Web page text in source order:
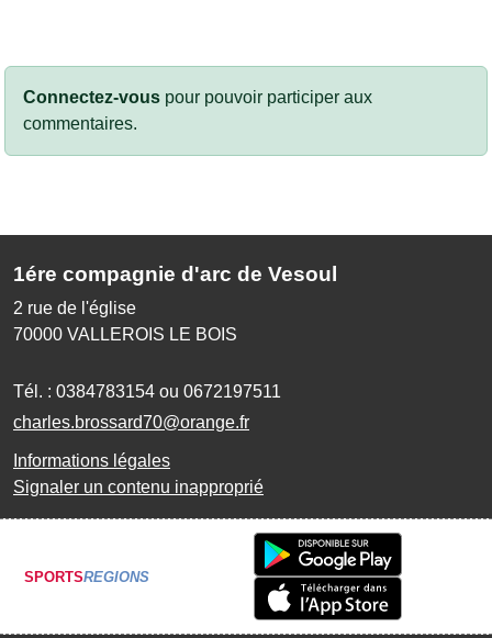
Connectez-vous pour pouvoir participer aux
commentaires.
1ére compagnie d'arc de Vesoul
2 rue de l'église
70000 VALLEROIS LE BOIS
Tél. : 0384783154 ou 0672197511
charles.brossard70@orange.fr
Informations légales
Signaler un contenu inapproprié
SPORTSREGIONS